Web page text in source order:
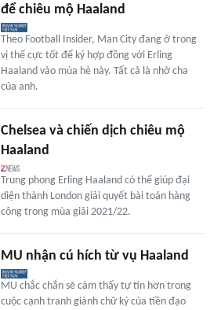
để chiêu mộ Haaland
Theo Football Insider, Man City đang ở trong
vị thế cực tốt để ký hợp đồng với Erling
Haaland vào mùa hè này. Tất cả là nhờ cha
của anh.
Chelsea và chiến dịch chiêu mộ
Haaland
Trung phong Erling Haaland có thể giúp đại
diện thành London giải quyết bài toán hàng
công trong mùa giải 2021/22.
MU nhận cú hích từ vụ Haaland
MU chắc chắn sẽ cảm thấy tự tin hơn trong
cuộc cạnh tranh giành chữ ký của tiền đạo